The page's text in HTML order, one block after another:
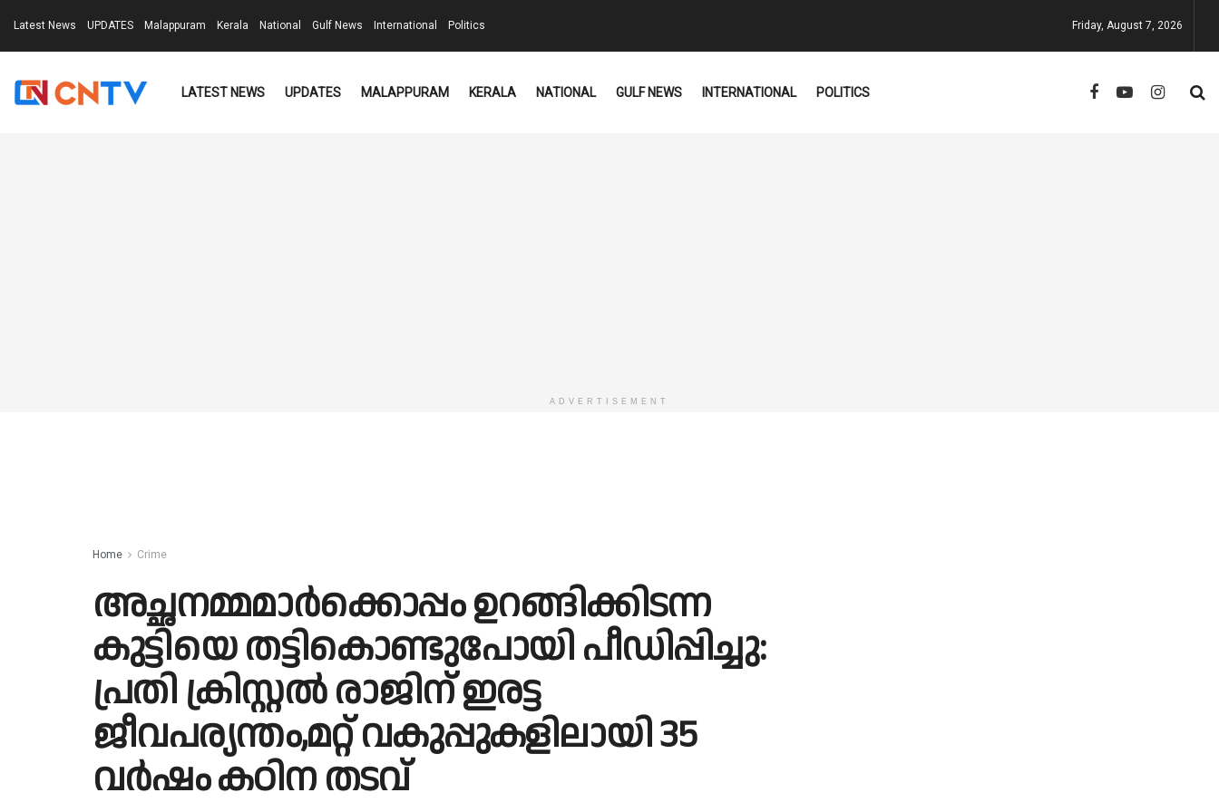
Latest News UPDATES Malappuram Kerala National Gulf News International Politics Friday, August 7, 2026
LATEST NEWS UPDATES MALAPPURAM KERALA NATIONAL GULF NEWS INTERNATIONAL POLITICS
ADVERTISEMENT
Home Crime
അച്ഛനമ്മമാർക്കൊപ്പം ഉറങ്ങിക്കിടന്ന
കുട്ടിയെ തട്ടികൊണ്ടുപോയി പീഡിപ്പിച്ചു:
പ്രതി ക്രിസ്റ്റൽ രാജിന് ഇരട്ട
ജീവപര്യന്തം,മറ്റ് വകുപ്പുകളിലായി 35
വര്‍ഷം കഠിന തടവ്